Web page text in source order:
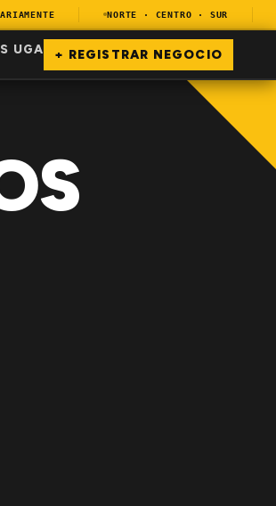
NORTE · CENTRO · SUR
UGA + REGISTRAR NEGOCIO